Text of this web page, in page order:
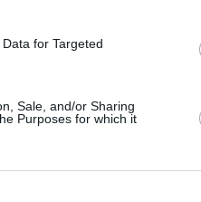
for Targeted
Sale, and/or Sharing
Purposes for which it